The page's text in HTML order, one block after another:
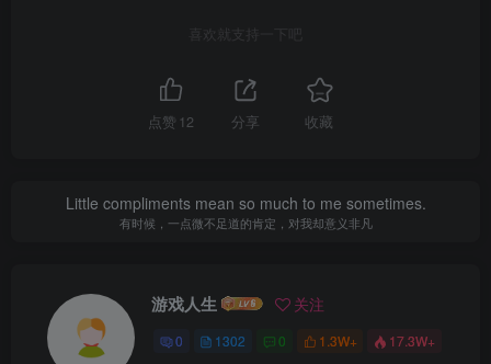
喜欢就支持一下吧
点赞 12 分享 收藏
Little compliments mean so much to me sometimes.
有时候，一点微不足道的肯定，对我却意义非凡
游戏人生 关注
0 1302 0 1.3W+ 17.3W+